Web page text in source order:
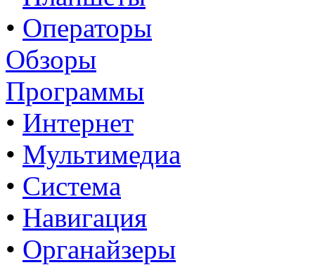
• Операторы
Обзоры
Программы
• Интернет
• Мультимедиа
• Система
• Навигация
• Органайзеры